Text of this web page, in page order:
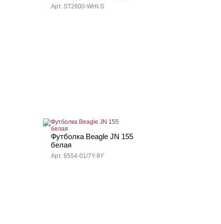
Арт. ST2600-WHI-S
Футболка Beagle JN 155
белая
Арт. 6554-01/7Y-8Y